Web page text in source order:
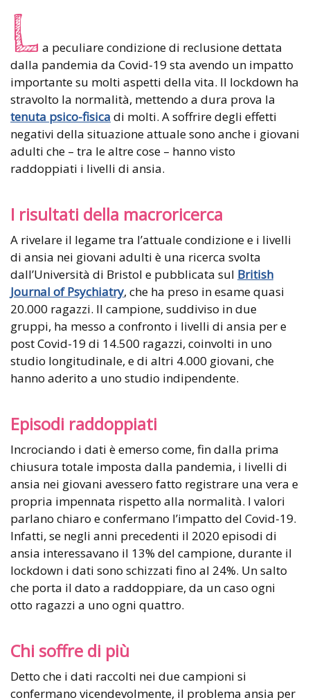
L a peculiare condizione di reclusione dettata
dalla pandemia da Covid-19 sta avendo un impatto
importante su molti aspetti della vita. Il lockdown ha
stravolto la normalità, mettendo a dura prova la
tenuta psico-fisica di molti. A soffrire degli effetti
negativi della situazione attuale sono anche i giovani
adulti che – tra le altre cose – hanno visto
raddoppiati i livelli di ansia.
I risultati della macroricerca
A rivelare il legame tra l’attuale condizione e i livelli
di ansia nei giovani adulti è una ricerca svolta
dall’Università di Bristol e pubblicata sul British
Journal of Psychiatry, che ha preso in esame quasi
20.000 ragazzi. Il campione, suddiviso in due
gruppi, ha messo a confronto i livelli di ansia per e
post Covid-19 di 14.500 ragazzi, coinvolti in uno
studio longitudinale, e di altri 4.000 giovani, che
hanno aderito a uno studio indipendente.
Episodi raddoppiati
Incrociando i dati è emerso come, fin dalla prima
chiusura totale imposta dalla pandemia, i livelli di
ansia nei giovani avessero fatto registrare una vera e
propria impennata rispetto alla normalità. I valori
parlano chiaro e confermano l’impatto del Covid-19.
Infatti, se negli anni precedenti il 2020 episodi di
ansia interessavano il 13% del campione, durante il
lockdown i dati sono schizzati fino al 24%. Un salto
che porta il dato a raddoppiare, da un caso ogni
otto ragazzi a uno ogni quattro.
Chi soffre di più
Detto che i dati raccolti nei due campioni si
confermano vicendevolmente, il problema ansia per